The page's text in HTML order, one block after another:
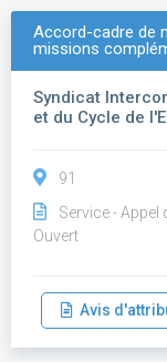
Accord-cadre de
missions
Syndicat
et du Cycle de
91
Service - Appel
Ouvert
Avis